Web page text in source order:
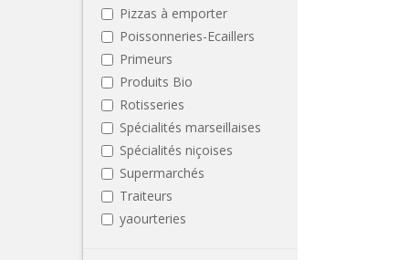
Pizzas à emporter
Poissonneries-Ecaillers
Primeurs
Produits Bio
Rotisseries
Spécialités marseillaises
Spécialités niçoises
Supermarchés
Traiteurs
yaourteries